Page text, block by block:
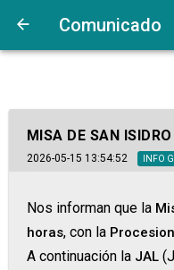
Comunicado
MISA DE SAN
2026-05-15 13:54:52 INFO
Nos informan que la
horas, con la
A continuación la JAL